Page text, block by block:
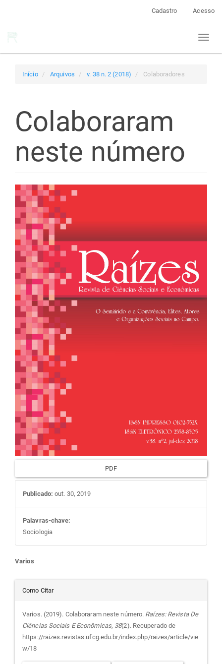
Cadastro Acesso
Toggle
Início Arquivos v. 38 n. 2 (2018) Colaboradores
Colaboraram
neste número
Barra
lateral
de
artigos
PDF
Publicado: out. 30, 2019
Palavras-chave:
Sociologia
Conteúdo
do
artigo
principal
Varios
Detalhes
do
artigo
Como Citar
Varios. (2019). Colaboraram neste número. Raízes: Revista De
Ciências Sociais E Econômicas, 38(2). Recuperado de
https://raizes.revistas.ufcg.edu.br/index.php/raizes/article/vie
w/18